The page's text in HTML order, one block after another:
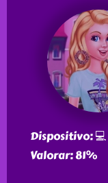
Dispositivo:
Valorar: 81%